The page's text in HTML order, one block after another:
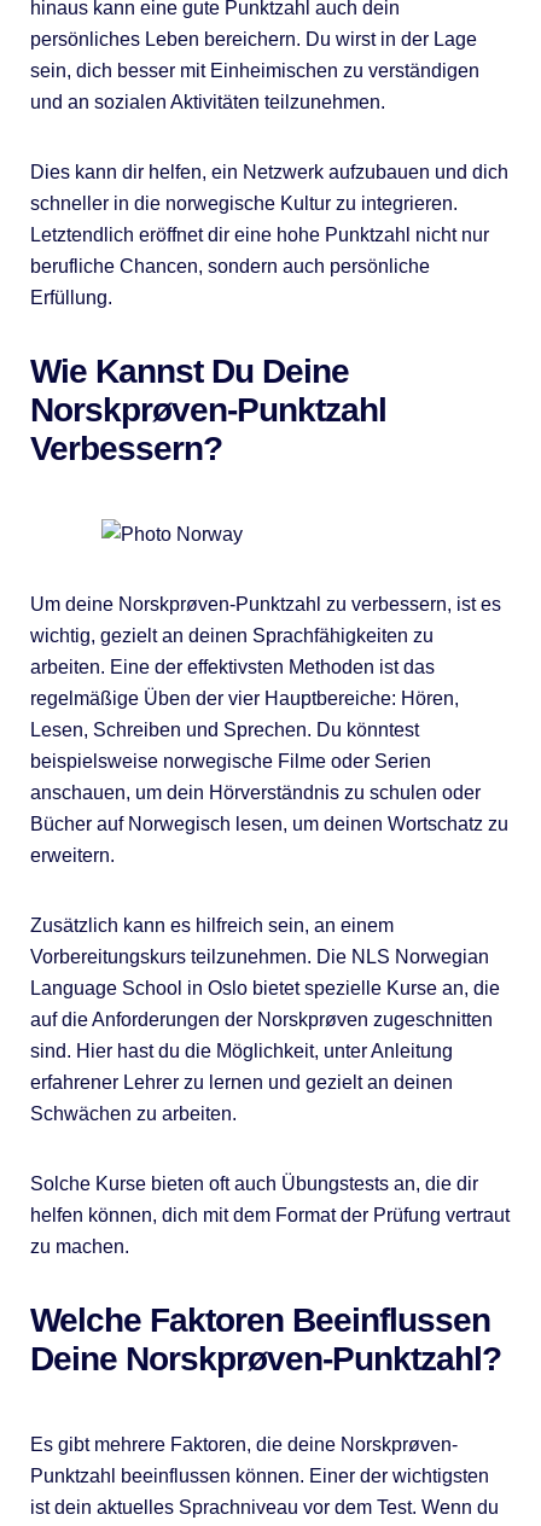
hinaus kann eine gute Punktzahl auch dein
persönliches Leben bereichern. Du wirst in der Lage
sein, dich besser mit Einheimischen zu verständigen
und an sozialen Aktivitäten teilzunehmen.
Dies kann dir helfen, ein Netzwerk aufzubauen und dich
schneller in die norwegische Kultur zu integrieren.
Letztendlich eröffnet dir eine hohe Punktzahl nicht nur
berufliche Chancen, sondern auch persönliche
Erfüllung.
Wie Kannst Du Deine
Norskprøven-Punktzahl
Verbessern?
Um deine Norskprøven-Punktzahl zu verbessern, ist es
wichtig, gezielt an deinen Sprachfähigkeiten zu
arbeiten. Eine der effektivsten Methoden ist das
regelmäßige Üben der vier Hauptbereiche: Hören,
Lesen, Schreiben und Sprechen. Du könntest
beispielsweise norwegische Filme oder Serien
anschauen, um dein Hörverständnis zu schulen oder
Bücher auf Norwegisch lesen, um deinen Wortschatz zu
erweitern.
Zusätzlich kann es hilfreich sein, an einem
Vorbereitungskurs teilzunehmen. Die NLS Norwegian
Language School in Oslo bietet spezielle Kurse an, die
auf die Anforderungen der Norskprøven zugeschnitten
sind. Hier hast du die Möglichkeit, unter Anleitung
erfahrener Lehrer zu lernen und gezielt an deinen
Schwächen zu arbeiten.
Solche Kurse bieten oft auch Übungstests an, die dir
helfen können, dich mit dem Format der Prüfung vertraut
zu machen.
Welche Faktoren Beeinflussen
Deine Norskprøven-Punktzahl?
Es gibt mehrere Faktoren, die deine Norskprøven-
Punktzahl beeinflussen können. Einer der wichtigsten
ist dein aktuelles Sprachniveau vor dem Test. Wenn du